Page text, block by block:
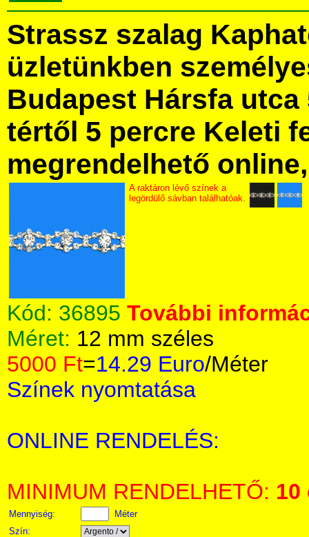
Strassz szalag
üzletünkben
Budapest Hársfa utca
tértől 5 percre Keleti
megrendelhető
A raktáron lévő színek a
legördülő sávban találhatóak.
Kód: 36895 További
Méret: 12 mm széles
5000 Ft=14.29 Euro/Méter
Színek nyomtatása
ONLINE RENDELÉS:
MINIMUM RENDELHETŐ: 10
Mennyiség:
Méter
Szín: